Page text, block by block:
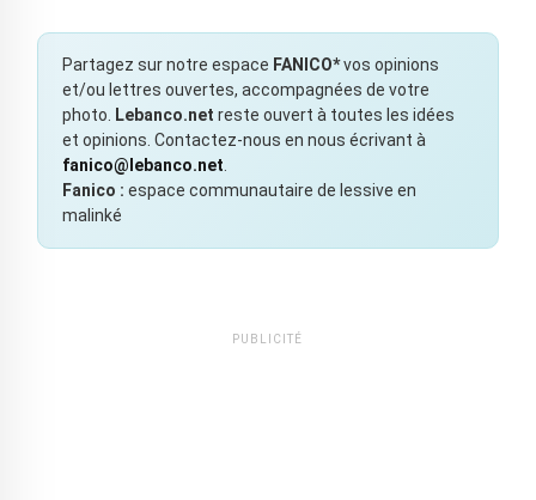
Partagez sur notre espace FANICO*vos opinions
et/ou lettres ouvertes, accompagnées de votre
photo.
Lebanco.net reste ouvert à toutes les idées
et opinions. Contactez-nous en nous écrivant à
fanico@lebanco.net
Fanico : espace communautaire de lessive en
malinké
PUBLICITÉ